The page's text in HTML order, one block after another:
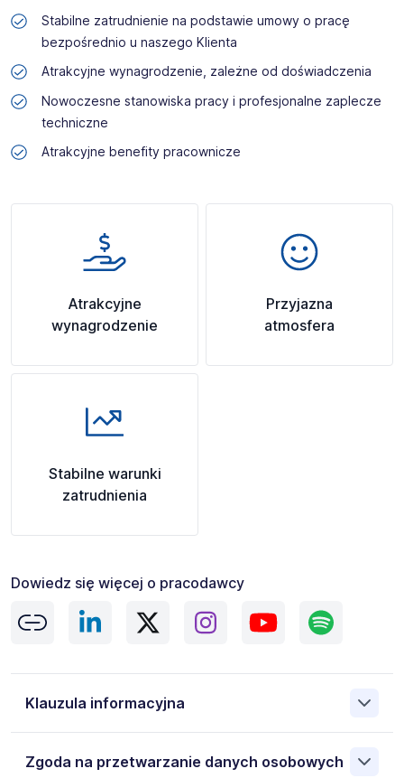
Stabilne zatrudnienie na podstawie umowy o pracę
bezpośrednio u naszego Klienta
Atrakcyjne wynagrodzenie, zależne od doświadczenia
Nowoczesne stanowiska pracy i profesjonalne zaplecze
techniczne
Atrakcyjne benefity pracownicze
Atrakcyjne
wynagrodzenie
Przyjazna
atmosfera
Stabilne warunki
zatrudnienia
Dowiedz się więcej o pracodawcy
Klauzula informacyjna
Sp. z o.o. 00-838 Warszawa ul. Prosta 68, NIP:
Zgoda na przetwarzanie danych osobowych